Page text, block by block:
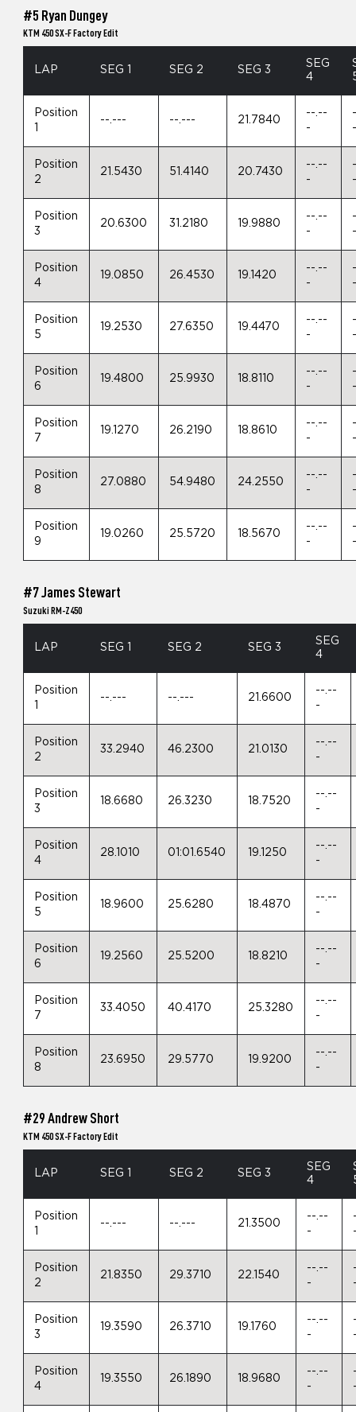
#5 Ryan Dungey
KTM 450 SX-F Factory Edit
LAP SEG 1 SEG 2 SEG 3
SEG
4
Position
--.--- --.--- 21.7840
--.--
-
Position
2
21.5430 51.4140 20.7430
--.--
-
Position
3
20.6300 31.2180 19.9880
--.--
-
Position
4
19.0850 26.4530 19.1420
--.--
-
Position
5
19.2530 27.6350 19.4470
--.--
-
Position
6
19.4800 25.9930 18.8110
--.--
-
Position
7
19.1270 26.2190 18.8610
--.--
-
Position
8
27.0880 54.9480 24.2550
--.--
-
Position
9
19.0260 25.5720 18.5670
--.--
-
#7 James Stewart
Suzuki RM-Z450
LAP SEG 1 SEG 2 SEG 3
SEG
4
Position
--.--- --.--- 21.6600
--.--
-
Position
2
33.2940 46.2300 21.0130
--.--
-
Position
3
18.6680 26.3230 18.7520
--.--
-
Position
4
28.1010 01:01.6540 19.1250
--.--
-
Position
5
18.9600 25.6280 18.4870
--.--
-
Position
6
19.2560 25.5200 18.8210
--.--
-
Position
7
33.4050 40.4170 25.3280
--.--
-
Position
8
23.6950 29.5770 19.9200
--.--
-
#29 Andrew Short
KTM 450 SX-F Factory Edit
LAP SEG 1 SEG 2 SEG 3
SEG
4
Position
1
--.--- --.--- 21.3500
--.--
-
Position
2
21.8350 29.3710 22.1540
--.--
-
Position
3
19.3590 26.3710 19.1760
--.--
-
Position
4
19.3550 26.1890 18.9680
--.--
-